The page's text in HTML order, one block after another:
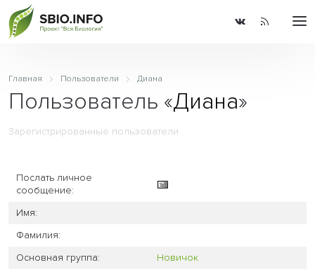
Главная Пользователи Диана
Пользователь «Диана»
Зарегистрированные пользователи
Послать личное
сообщение:
Имя:
Фамилия:
Основная группа:
Новичок